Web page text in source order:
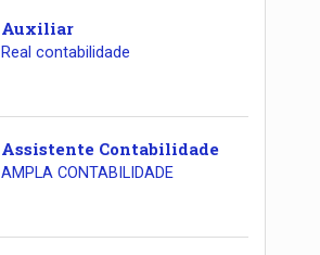
Auxiliar
Real contabilidade
Assistente Contabilidade
AMPLA CONTABILIDADE